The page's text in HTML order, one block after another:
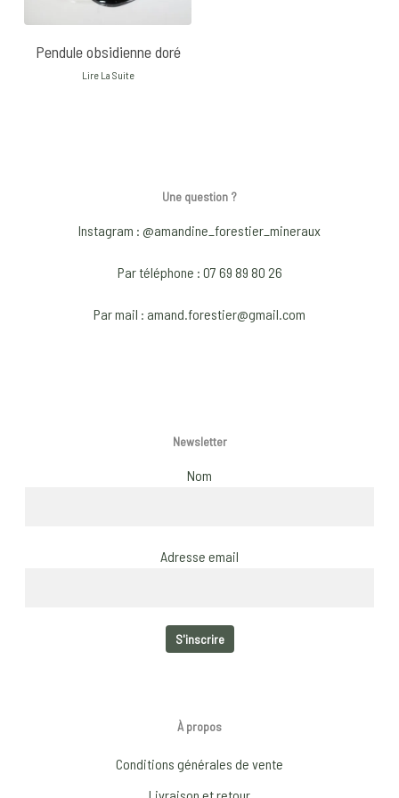
Pendule obsidienne doré
Lire La Suite
Une question ?
Instagram : @amandine_forestier_mineraux
Par téléphone : 07 69 89 80 26
Par mail : amand.forestier@gmail.com
Newsletter
Nom
Adresse email
À propos
Conditions générales de vente